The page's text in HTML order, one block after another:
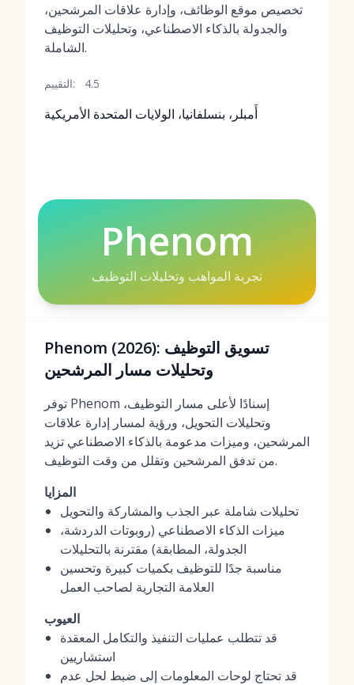
تخصيص موقع الوظائف، وإدارة علاقات المرشحين،
والجدولة بالذكاء الاصطناعي، وتحليلات التوظيف
الشاملة.
التقييم: 4.5
أَمبلر، بنسلفانيا، الولايات المتحدة الأمريكية
Phenom
تجربة المواهب وتحليلات التوظيف
Phenom (2026): تسويق التوظيف
وتحليلات مسار المرشحين
توفر Phenom إسنادًا لأعلى مسار التوظيف،
وتحليلات التحويل، ورؤية لمسار إدارة علاقات
المرشحين، وميزات مدعومة بالذكاء الاصطناعي تزيد
من تدفق المرشحين وتقلل من وقت التوظيف.
المزايا
تحليلات شاملة عبر الجذب والمشاركة والتحويل
ميزات الذكاء الاصطناعي (روبوتات الدردشة،
الجدولة، المطابقة) مقترنة بالتحليلات
مناسبة جدًا للتوظيف بكميات كبيرة وتحسين
العلامة التجارية لصاحب العمل
العيوب
قد تتطلب عمليات التنفيذ والتكامل المعقدة
استشاريين
قد تحتاج لوحات المعلومات إلى ضبط لحل عدم